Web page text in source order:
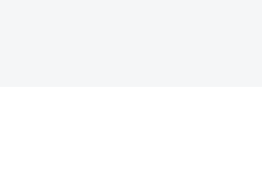
Li Auto в России